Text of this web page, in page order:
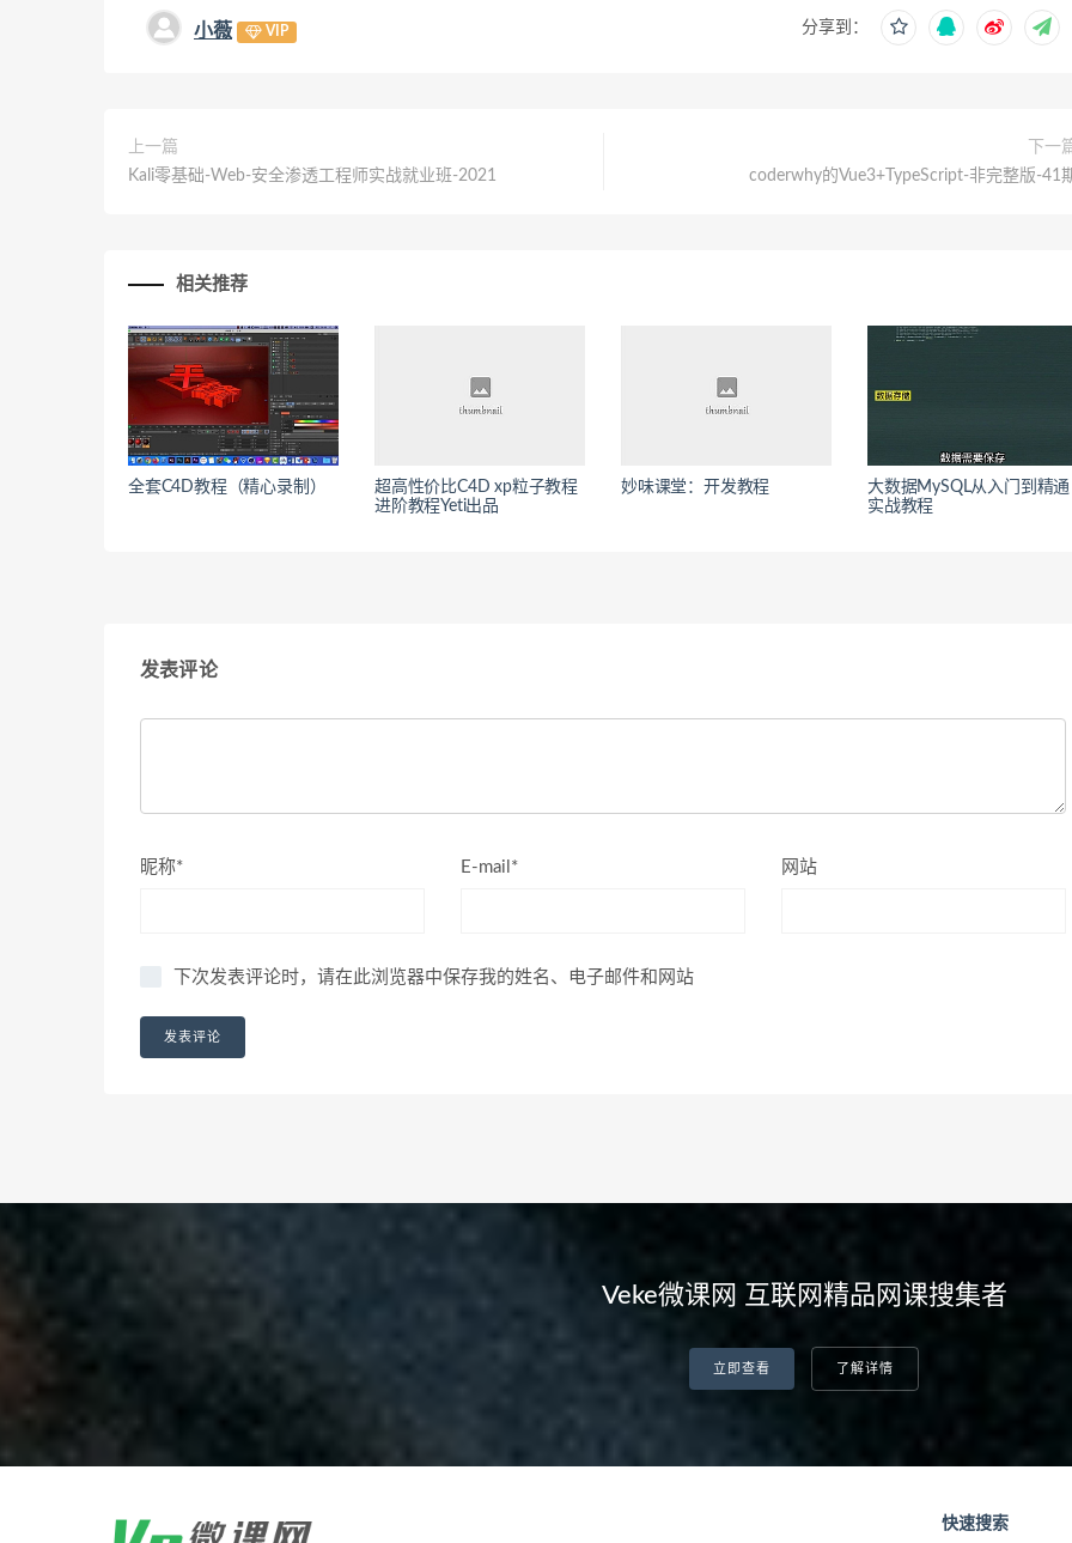
小薇 VIP 分享到：
上一篇
Kali零基础-Web-安全渗透工程师实战就业班-2021
下一
coderwhy的Vue3+TypeScript-非完整版-41
相关推荐
全套C4D教程（精心录制）
超高性价比C4D xp粒子教程
进阶教程Yeti出品
妙味课堂：开发教程
大数据MySQL从入门到精通
实战教程
发表评论
昵称* E-mail* 网站
下次发表评论时，请在此浏览器中保存我的姓名、电子邮件和网站
Veke微课网 互联网精品网课搜集者
立即查看 了解详情
快速搜索